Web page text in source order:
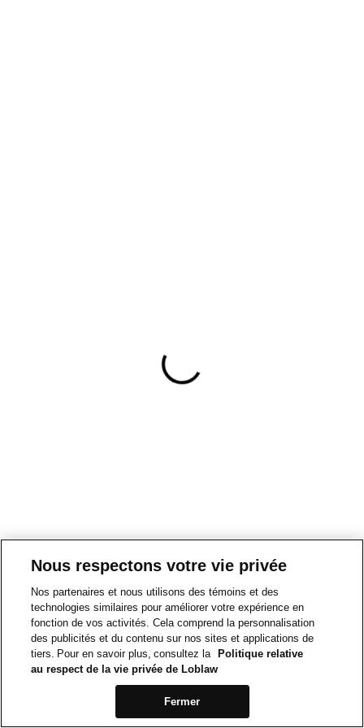
Nous respectons votre vie privée
Nos partenaires et nous utilisons des témoins et des
technologies similaires pour améliorer votre expérience en
fonction de vos activités. Cela comprend la personnalisation
des publicités et du contenu sur nos sites et applications de
tiers. Pour en savoir plus, consultez la
Politique relative
au respect de la vie privée de Loblaw
Fermer